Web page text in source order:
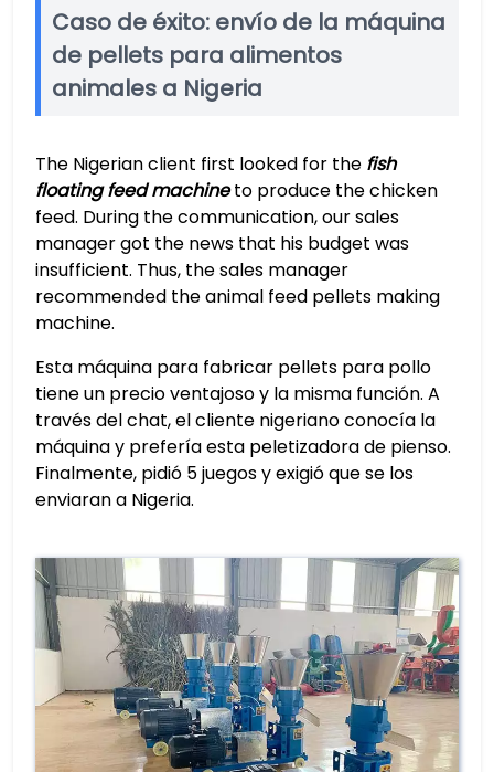
Caso de éxito: envío de la máquina
de pellets para alimentos
animales a Nigeria
The Nigerian client first looked for the fish
floating feed machineto produce the chicken
feed. During the communication, our sales
manager got the news that his budget was
insufficient. Thus, the sales manager
recommended the animal feed pellets making
machine.
Esta máquina para fabricar pellets para pollo
tiene un precio ventajoso y la misma función. A
través del chat, el cliente nigeriano conocía la
máquina y prefería esta peletizadora de pienso.
Finalmente, pidió 5 juegos y exigió que se los
enviaran a Nigeria.